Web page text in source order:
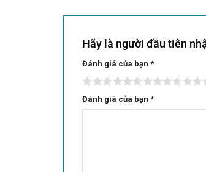
Hãy là người đầu tiên
Đánh giá của bạn *
Đánh giá của bạn *
Alternative: